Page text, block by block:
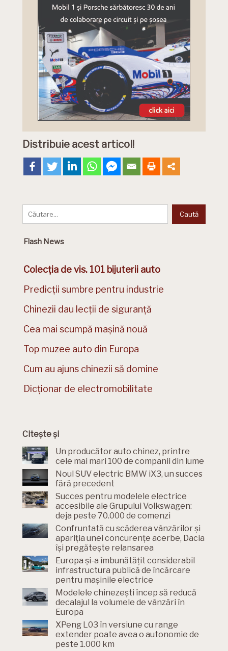
Distribuie acest articol!
Flash News
Colecția de vis. 101 bijuterii auto
Predicții sumbre pentru industrie
Chinezii dau lecții de siguranță
Cea mai scumpă mașină nouă
Top muzee auto din Europa
Cum au ajuns chinezii să domine
Dicționar de electromobilitate
Citește și
Un producător auto chinez, printre
cele mai mari 100 de companii din lume
Noul SUV electric BMW iX3, un succes
fără precedent
Succes pentru modelele electrice
accesibile ale Grupului Volkswagen:
deja peste 70.000 de comenzi
Confruntată cu scăderea vânzărilor și
apariția unei concurențe acerbe, Dacia
își pregătește relansarea
Europa și-a îmbunătățit considerabil
infrastructura publică de încărcare
pentru mașinile electrice
Modelele chinezești încep să reducă
decalajul la volumele de vânzări în
Europa
XPeng L03 în versiune cu range
extender poate avea o autonomie de
peste 1.000 km